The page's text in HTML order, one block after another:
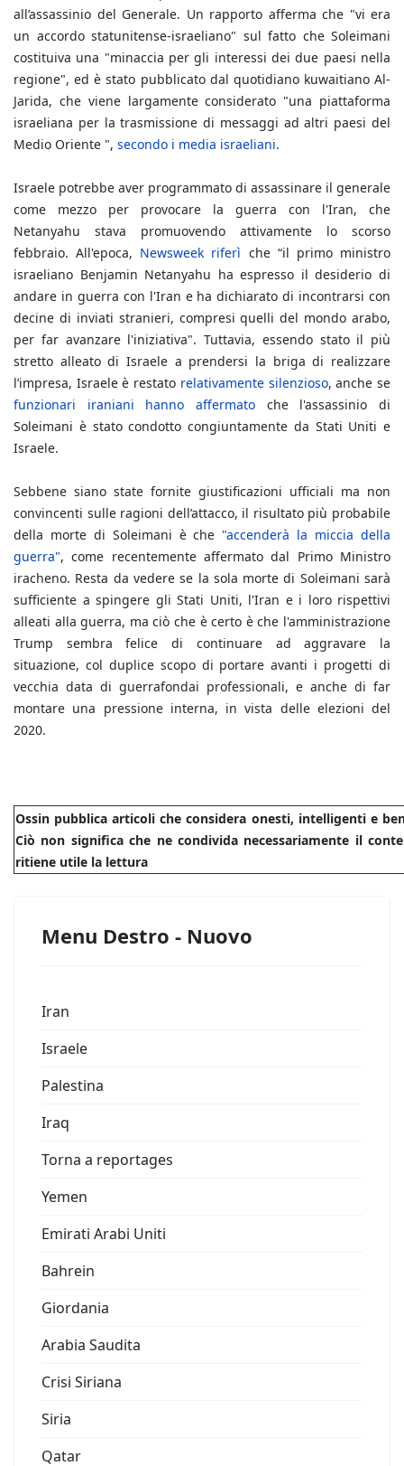
all’assassinio del Generale. Un rapporto afferma che "vi era
un accordo statunitense-israeliano" sul fatto che Soleimani
costituiva una "minaccia per gli interessi dei due paesi nella
regione", ed è stato pubblicato dal quotidiano kuwaitiano Al-
Jarida, che viene largamente considerato "una piattaforma
israeliana per la trasmissione di messaggi ad altri paesi del
Medio Oriente ", secondo i media israeliani.
Israele potrebbe aver programmato di assassinare il generale
come mezzo per provocare la guerra con l'Iran, che
Netanyahu stava promuovendo attivamente lo scorso
febbraio. All'epoca, Newsweek riferì che “il primo ministro
israeliano Benjamin Netanyahu ha espresso il desiderio di
andare in guerra con l'Iran e ha dichiarato di incontrarsi con
decine di inviati stranieri, compresi quelli del mondo arabo,
per far avanzare l'iniziativa". Tuttavia, essendo stato il più
stretto alleato di Israele a prendersi la briga di realizzare
l’impresa, Israele è restato relativamente silenzioso, anche se
funzionari iraniani hanno affermato che l'assassinio di
Soleimani è stato condotto congiuntamente da Stati Uniti e
Israele.
Sebbene siano state fornite giustificazioni ufficiali ma non
convincenti sulle ragioni dell’attacco, il risultato più probabile
della morte di Soleimani è che "accenderà la miccia della
guerra", come recentemente affermato dal Primo Ministro
iracheno. Resta da vedere se la sola morte di Soleimani sarà
sufficiente a spingere gli Stati Uniti, l'Iran e i loro rispettivi
alleati alla guerra, ma ciò che è certo è che l'amministrazione
Trump sembra felice di continuare ad aggravare la
situazione, col duplice scopo di portare avanti i progetti di
vecchia data di guerrafondai professionali, e anche di far
montare una pressione interna, in vista delle elezioni del
2020.
Ossin pubblica articoli che considera onesti, intelligenti e
Ciò non significa che ne condivida necessariamente il
ritiene utile la lettura
Menu Destro - Nuovo
Iran
Israele
Palestina
Iraq
Torna a reportages
Yemen
Emirati Arabi Uniti
Bahrein
Giordania
Arabia Saudita
Crisi Siriana
Siria
Qatar